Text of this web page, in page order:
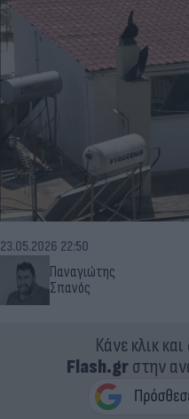
Παναγιώτης
Σπανός
23.05.2026 22:50
Κάνε κλικ
Flash.grστην